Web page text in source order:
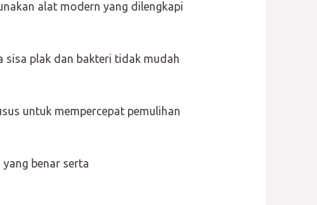
alat modern yang dilengkapi
sisa plak dan bakteri tidak mudah
untuk mempercepat pemulihan
benar serta